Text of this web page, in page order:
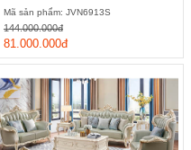
Mã sản phẩm: JVN6913S
81.000.000đ
144.000.000đ